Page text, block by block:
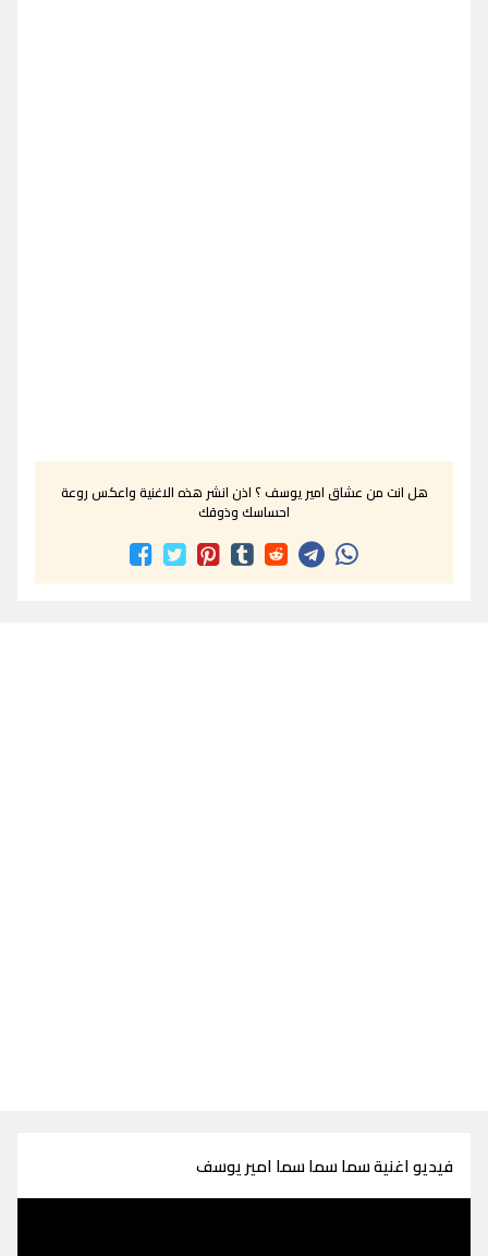
هل انت من عشاق امير يوسف ؟ اذن انشر هذه الاغنية واعكس روعة
احساسك وذوقك
فيديو اغنية سما سما سما امير يوسف